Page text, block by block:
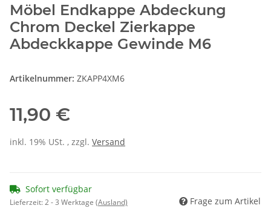
Möbel Endkappe Abdeckung
Chrom Deckel Zierkappe
Abdeckkappe Gewinde M6
Artikelnummer: ZKAPP4XM6
11,90 €
inkl. 19% USt. , zzgl. Versand
Sofort verfügbar
Lieferzeit:2 - 3 Werktage (Ausland) Frage zum Artikel